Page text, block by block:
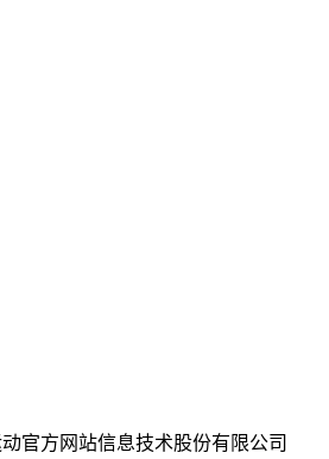
官方网站信息技术股份有限公司